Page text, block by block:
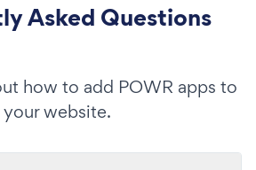
Asked Questions
how to add POWR apps to
your website.